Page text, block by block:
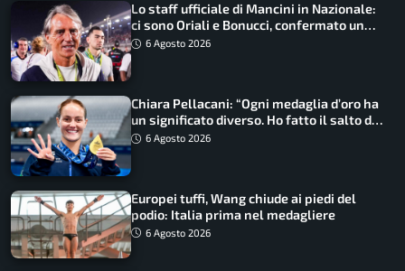
Lo staff ufficiale di Mancini in Nazionale:
ci sono Oriali e Bonucci, confermato un
ritorno
6 Agosto 2026
Chiara Pellacani: “Ogni medaglia d’oro ha
un significato diverso. Ho fatto il salto di
qualità”
6 Agosto 2026
Europei tuffi, Wang chiude ai piedi del
podio: Italia prima nel medagliere
6 Agosto 2026